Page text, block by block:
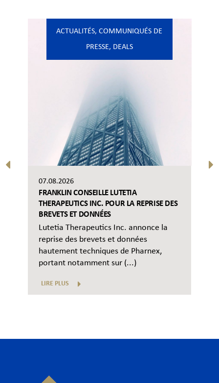
ACTUALITÉS,COMMUNIQUÉS DE
PRESSE, DEALS
07.08.2026
FRANKLIN CONSEILLE LUTETIA
THERAPEUTICS INC. POUR LA REPRISE DES
BREVETS ET DONNÉES
Lutetia Therapeutics Inc. annonce la
reprise des brevets et données
hautement techniques de Pharnex,
portant notamment sur (...)
LIRE PLUS